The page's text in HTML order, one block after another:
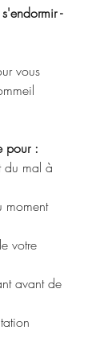
-
vous
pour :
du mal à
moment
votre
avant de